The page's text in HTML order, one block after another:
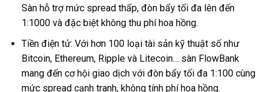
Sàn hỗ trợ mức spread thấp, đòn bẩy tối đa lên đến
1:1000 và đặc biệt không thu phí hoa hồng.
Tiền điện tử: Với hơn 100 loại tài sản kỹ thuật số như
Bitcoin, Ethereum, Ripple và Litecoin… sàn FlowBank
mang đến cơ hội giao dịch với đòn bẩy tối đa 1:100 cùng
mức spread cạnh tranh, không tính phí hoa hồng.